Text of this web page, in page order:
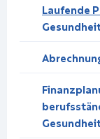
Laufende